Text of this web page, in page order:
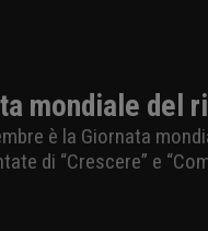
mondiale del
è la Giornata
di “Crescere” e